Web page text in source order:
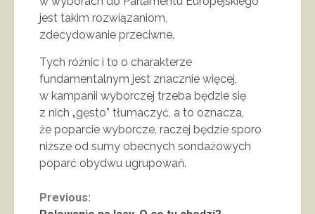
jest takim rozwiązaniom,
zdecydowanie przeciwne.
Tych różnic i to o charakterze
fundamentalnym jest znacznie więcej,
w kampanii wyborczej trzeba będzie się
z nich „gęsto” tłumaczyć, a to oznacza,
że poparcie wyborcze, raczej będzie sporo
niższe od sumy obecnych sondażowych
poparć obydwu ugrupowań.
Continue
Previous: